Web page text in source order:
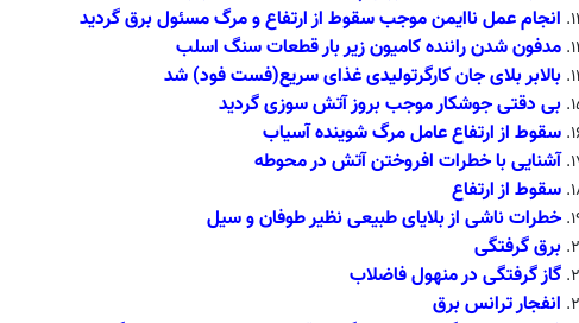
انجام عمل ناایمن موجب سقوط از ارتفاع و مرگ مسئول برق گردید
مدفون شدن راننده کامیون زیر بار قطعات سنگ اسلب
بالابر بلای جان کارگرتولیدی غذای سریع(فست فود) شد
بی دقتی جوشکار موجب بروز آتش سوزی گردید
سقوط از ارتفاع عامل مرگ شوینده آسیاب
آشنایی با خطرات افروختن آتش در محوطه
سقوط از ارتفاع
خطرات ناشی از بلایای طبیعی نظیر طوفان و سیل
برق گرفتگی
گاز گرفتگی در منهول فاضلاب
انفجار ترانس برق